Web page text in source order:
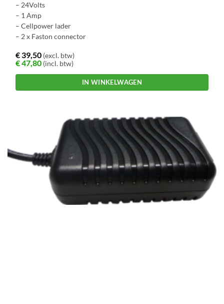
– 24Volts
– 1 Amp
– Cellpower lader
– 2 x Faston connector
€39,50 (excl. btw)
€47,80 (incl. btw)
IN WINKELWAGEN